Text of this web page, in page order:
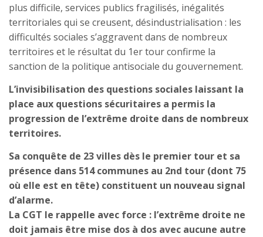
plus difficile, services publics fragilisés, inégalités
territoriales qui se creusent, désindustrialisation : les
difficultés sociales s’aggravent dans de nombreux
territoires et le résultat du 1er tour confirme la
sanction de la politique antisociale du gouvernement.
L’invisibilisation des questions sociales laissant la
place aux questions sécuritaires a permis la
progression de l’extrême droite dans de nombreux
territoires.
Sa conquête de 23 villes dès le premier tour et sa
présence dans 514 communes au 2nd tour (dont 75
où elle est en tête) constituent un nouveau signal
d’alarme.
La CGT le rappelle avec force : l’extrême droite ne
doit jamais être mise dos à dos avec aucune autre